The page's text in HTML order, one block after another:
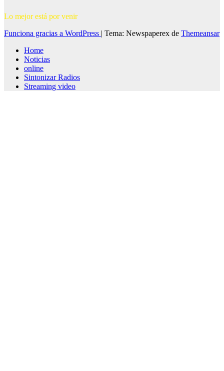
Lo mejor está por venir
Funciona gracias a WordPress | Tema: Newspaperex de Themeansar
Home
Noticias
online
Sintonizar Radios
Streaming video